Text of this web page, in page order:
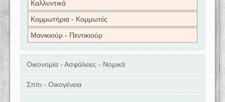
Καλλυντικά
Κομμωτήρια - Κομμωτές
Μανικιούρ - Πεντικιούρ
Οικονομία - Ασφάλειες - Νομικά
Σπίτι - Οικογένεια